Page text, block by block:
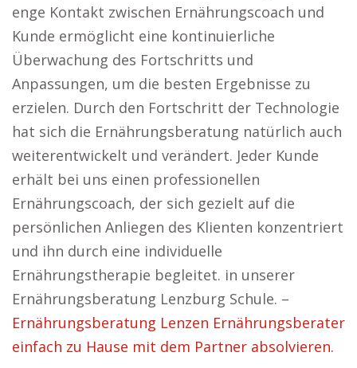
enge Kontakt zwischen Ernährungscoach und
Kunde ermöglicht eine kontinuierliche
Überwachung des Fortschritts und
Anpassungen, um die besten Ergebnisse zu
erzielen. Durch den Fortschritt der Technologie
hat sich die Ernährungsberatung natürlich auch
weiterentwickelt und verändert. Jeder Kunde
erhält bei uns einen professionellen
Ernährungscoach, der sich gezielt auf die
persönlichen Anliegen des Klienten konzentriert
und ihn durch eine individuelle
Ernährungstherapie begleitet. in unserer
Ernährungsberatung Lenzburg Schule. –
Ernährungsberatung Lenzen Ernährungsberater
einfach zu Hause mit dem Partner absolvieren.